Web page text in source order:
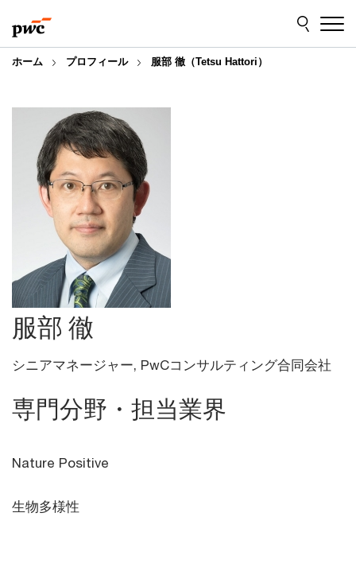
to
content
to
footer
ホーム プロフィール 服部 徹（Tetsu Hattori）
服部 徹
シニアマネージャー, PwCコンサルティング合同会社
専門分野・担当業界
Nature Positive
生物多様性